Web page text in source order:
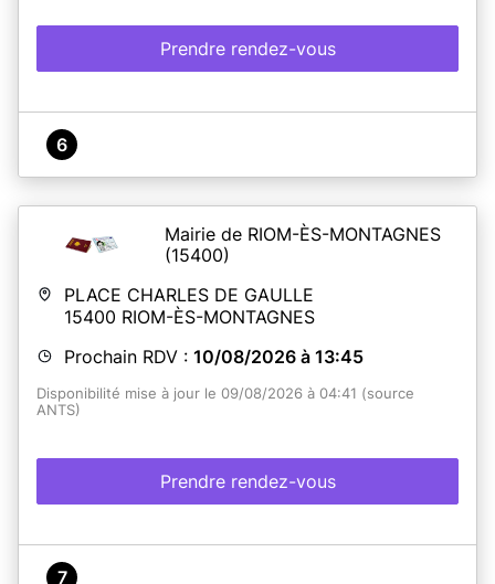
Prendre rendez-vous
6
Mairie de RIOM-ÈS-MONTAGNES
(15400)
PLACE CHARLES DE GAULLE
15400 RIOM-ÈS-MONTAGNES
Prochain RDV : 10/08/2026 à 13:45
Disponibilité mise à jour le 09/08/2026 à 04:41 (source
ANTS)
Prendre rendez-vous
7